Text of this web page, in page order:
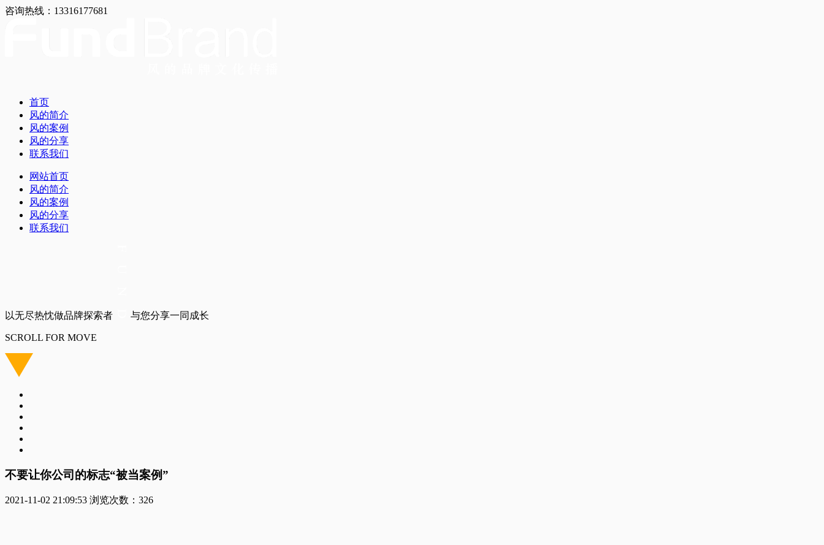
咨询热线：13316177681
首页
风的简介
风的案例
风的分享
联系我们
网站首页
风的简介
风的案例
风的分享
联系我们
以无尽热忱做品牌探索者 与您分享一同成长
SCROLL FOR MOVE
不要让你公司的标志“被当案例”
2021-11-02 21:09:53 浏览次数： 326